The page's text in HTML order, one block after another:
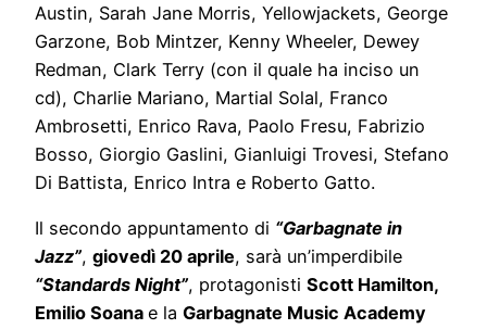
Austin, Sarah Jane Morris, Yellowjackets, George
Garzone, Bob Mintzer, Kenny Wheeler, Dewey
Redman, Clark Terry (con il quale ha inciso un
cd), Charlie Mariano, Martial Solal, Franco
Ambrosetti, Enrico Rava, Paolo Fresu, Fabrizio
Bosso, Giorgio Gaslini, Gianluigi Trovesi, Stefano
Di Battista, Enrico Intra e Roberto Gatto.
Il secondo appuntamento di “Garbagnate in
Jazz”, giovedì 20 aprile, sarà un’imperdibile
“Standards Night”, protagonisti Scott Hamilton,
Emilio Soana e la Garbagnate Music Academy